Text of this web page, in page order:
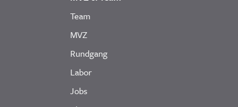
Team
MVZ
Rundgang
Labor
Jobs